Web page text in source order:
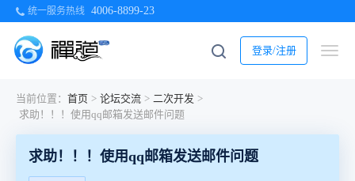
统一服务热线 4006-8899-23
登录/注册
当前位置： 首页 > 论坛交流 > 二次开发 >
求助！！！使用qq邮箱发送邮件问题
求助！！！使用qq邮箱发送邮件问题